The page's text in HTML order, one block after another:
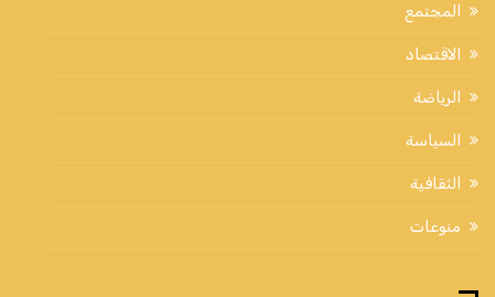
المجتمع
الاقتصاد
الرياضة
السياسة
الثقافية
منوعات